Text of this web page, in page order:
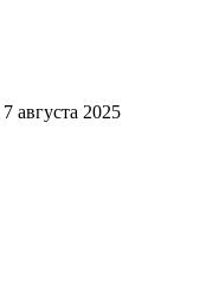
7 августа 2025